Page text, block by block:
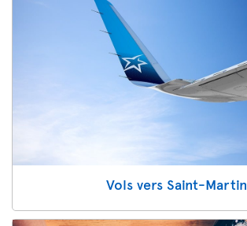
Vols vers Saint-Martin